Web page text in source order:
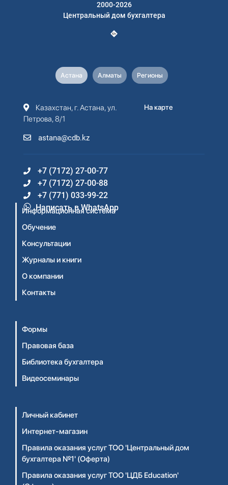
2000-2026
Центральный дом бухгалтера
Астана Алматы Регионы
Казахстан, г. Астана, ул.
Петрова, 8/1
astana@cdb.kz
На карте
+7 (7172) 27-00-77
+7 (7172) 27-00-88
+7 (771) 033-99-22
Написать в WhatsApp
Информационная система
Обучение
Консультации
Журналы и книги
О компании
Контакты
Формы
Правовая база
Библиотека бухгалтера
Видеосеминары
Личный кабинет
Интернет-магазин
Правила оказания услуг ТОО 'Центральный дом
бухгалтера №1' (Оферта)
Правила оказания услуг ТОО 'ЦДБ Education'